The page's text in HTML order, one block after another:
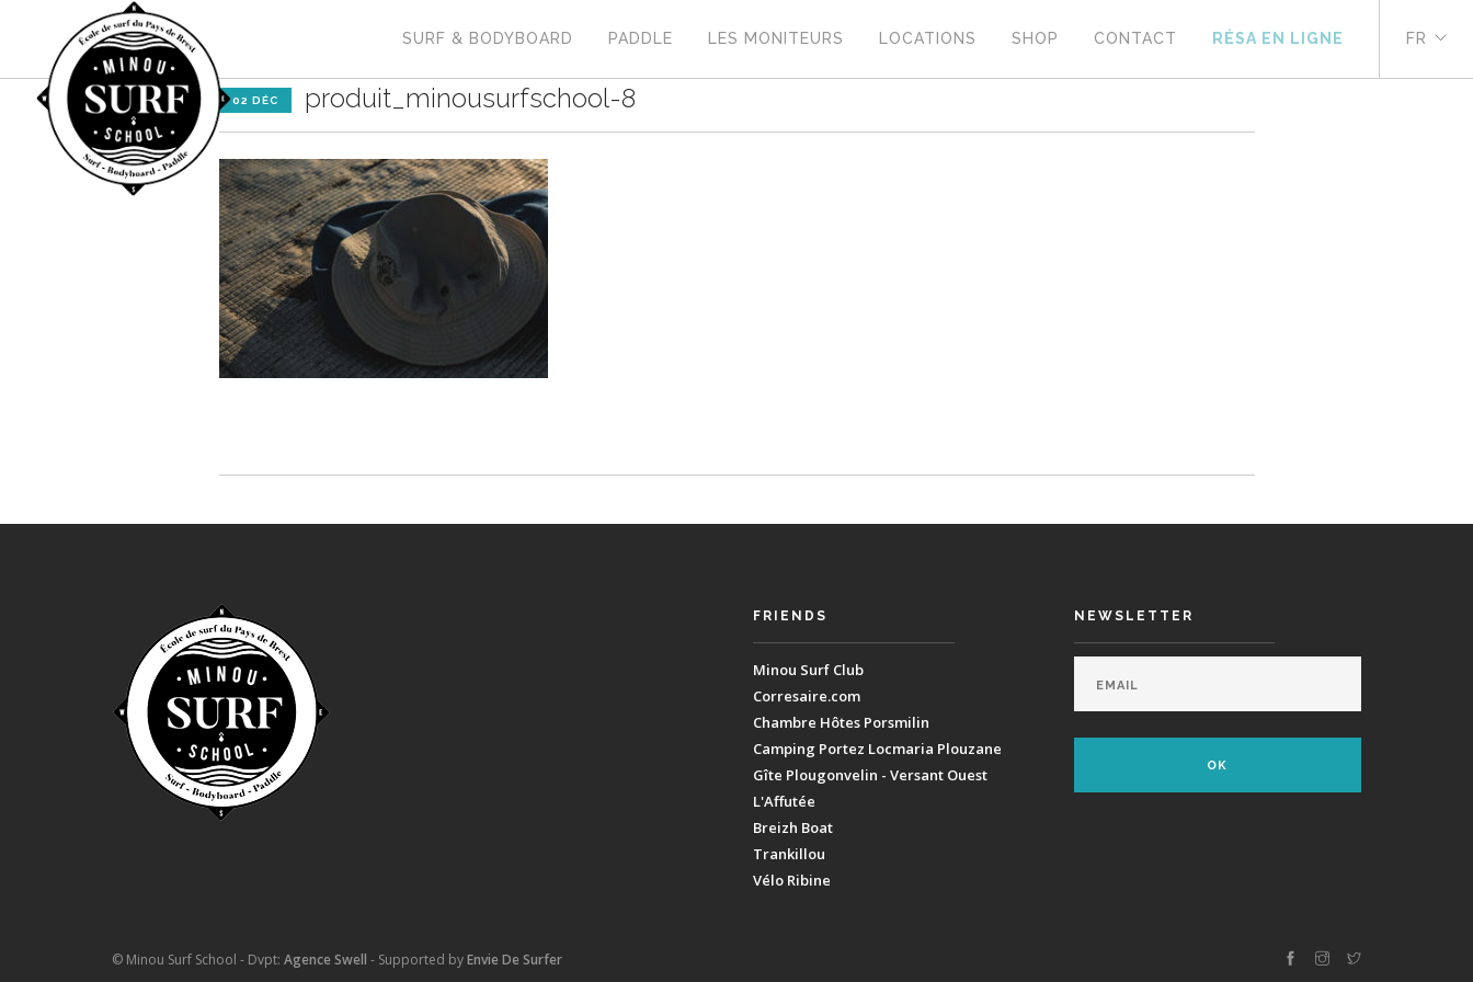
SURF & BODYBOARD PADDLE LES MONITEURS LOCATIONS SHOP CONTACT RÉSA EN LIGNE FR
02 DÉC produit_minousurfschool-8
FRIENDS
Minou Surf Club
Corresaire.com
Chambre Hôtes Porsmilin
Camping Portez Locmaria Plouzane
Gîte Plougonvelin - Versant Ouest
L'Affutée
Breizh Boat
Trankillou
Vélo Ribine
NEWSLETTER
© Minou Surf School - Dvpt: Agence Swell - Supported byEnvie De Surfer